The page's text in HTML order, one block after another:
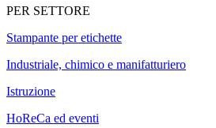
PER SETTORE
Stampante per etichette
Industriale, chimico e manifatturiero
Istruzione
HoReCa ed eventi